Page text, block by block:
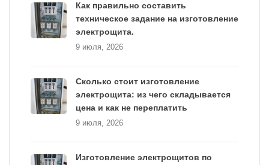
Как правильно составить
техническое задание на изготовление
электрощита.
9 июля, 2026
Сколько стоит изготовление
электрощита: из чего складывается
цена и как не переплатить
9 июля, 2026
Изготовление электрощитов по